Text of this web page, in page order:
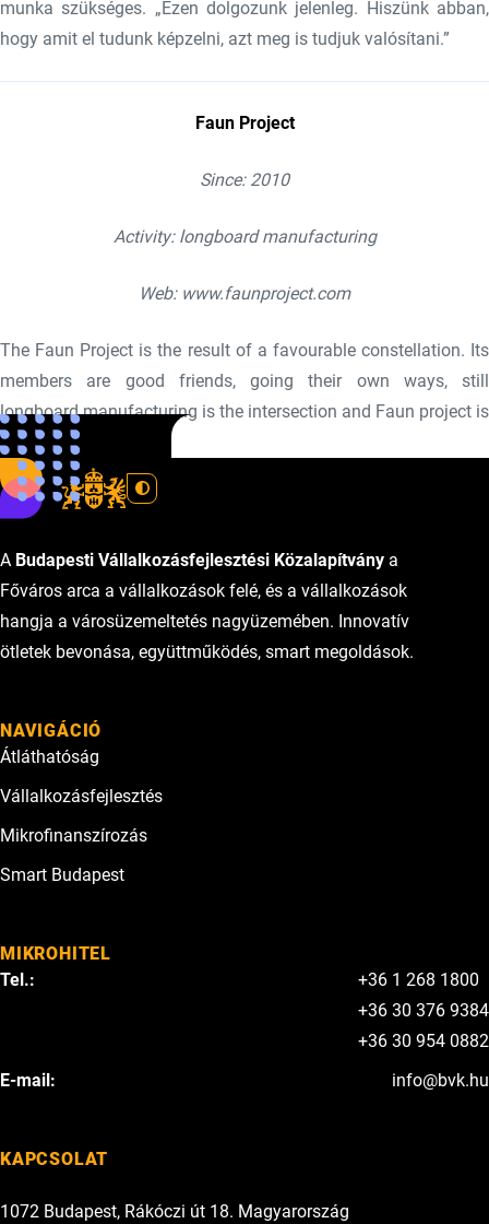
munka szükséges. „Ezen dolgozunk jelenleg. Hiszünk abban,
hogy amit el tudunk képzelni, azt meg is tudjuk valósítani.”
Faun Project
Since: 2010
Activity: longboard manufacturing
Web: www.faunproject.com
The Faun Project is the result of a favourable constellation. Its
members are good friends, going their own ways, still
longboard manufacturing is the intersection and Faun project is
the love-child.”
A Budapesti Vállalkozásfejlesztési Közalapítvány a
Főváros arca a vállalkozások felé, és a vállalkozások
hangja a városüzemeltetés nagyüzemében. Innovatív
ötletek bevonása, együttműködés, smart megoldások.
NAVIGÁCIÓ
Átláthatóság
Vállalkozásfejlesztés
Mikrofinanszírozás
Smart Budapest
MIKROHITEL
Tel.:
+36 1 268 1800
+36 30 376 9384
+36 30 954 0882
E-mail:
info@bvk.hu
KAPCSOLAT
1072 Budapest, Rákóczi út 18. Magyarország